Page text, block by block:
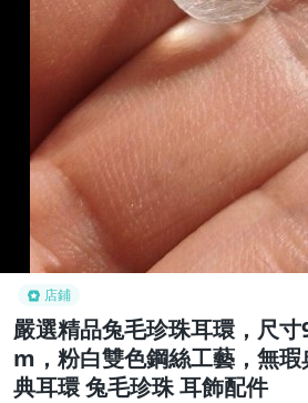
店鋪
嚴選精品兔毛珍珠耳環，尺
m，粉白雙色鋼絲工藝，無瑕
典耳環 兔毛珍珠 耳飾配件